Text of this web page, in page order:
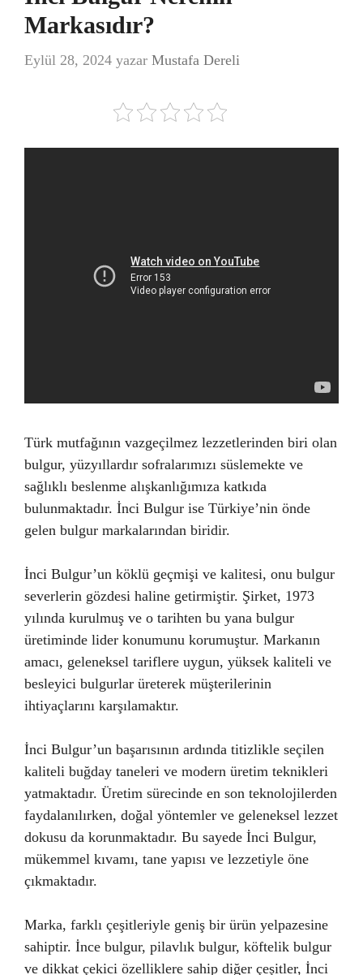
Markasıdır?
Eylül 28, 2024 yazar Mustafa Dereli
Türk mutfağının vazgeçilmez lezzetlerinden biri olan
bulgur, yüzyıllardır sofralarımızı süslemekte ve
sağlıklı beslenme alışkanlığımıza katkıda
bulunmaktadır. İnci Bulgur ise Türkiye’nin önde
gelen bulgur markalarından biridir.
İnci Bulgur’un köklü geçmişi ve kalitesi, onu bulgur
severlerin gözdesi haline getirmiştir. Şirket, 1973
yılında kurulmuş ve o tarihten bu yana bulgur
üretiminde lider konumunu korumuştur. Markanın
amacı, geleneksel tariflere uygun, yüksek kaliteli ve
besleyici bulgurlar üreterek müşterilerinin
ihtiyaçlarını karşılamaktır.
İnci Bulgur’un başarısının ardında titizlikle seçilen
kaliteli buğday taneleri ve modern üretim teknikleri
yatmaktadır. Üretim sürecinde en son teknolojilerden
faydalanılırken, doğal yöntemler ve geleneksel lezzet
dokusu da korunmaktadır. Bu sayede İnci Bulgur,
mükemmel kıvamı, tane yapısı ve lezzetiyle öne
çıkmaktadır.
Marka, farklı çeşitleriyle geniş bir ürün yelpazesine
sahiptir. İnce bulgur, pilavlık bulgur, köftelik bulgur
ve dikkat çekici özelliklere sahip diğer çeşitler, İnci